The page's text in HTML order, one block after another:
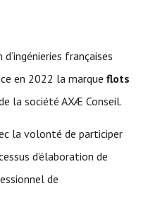
françaises
en 2022 la marque flots
la société AXÆ Conseil.
la volonté de participer
d’élaboration de
de